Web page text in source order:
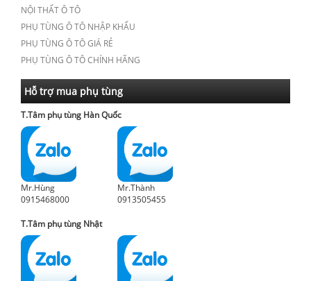
NỘI THẤT Ô TÔ
PHỤ TÙNG Ô TÔ NHẬP KHẨU
PHỤ TÙNG Ô TÔ GIÁ RẺ
PHỤ TÙNG Ô TÔ CHÍNH HÃNG
Hỗ trợ mua phụ tùng
T.Tâm phụ tùng Hàn Quốc
Mr.Hùng
0915468000
Mr.Thành
0913505455
T.Tâm phụ tùng Nhật